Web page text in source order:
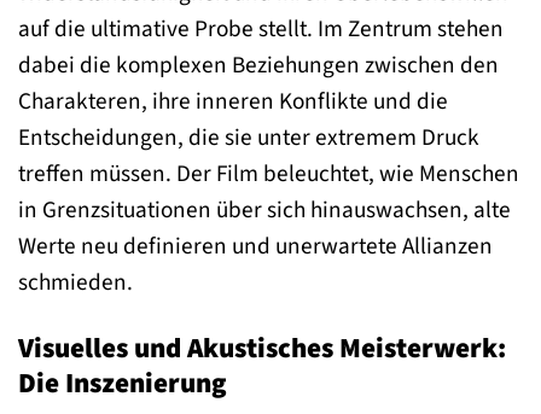
auf die ultimative Probe stellt. Im Zentrum stehen
dabei die komplexen Beziehungen zwischen den
Charakteren, ihre inneren Konflikte und die
Entscheidungen, die sie unter extremem Druck
treffen müssen. Der Film beleuchtet, wie Menschen
in Grenzsituationen über sich hinauswachsen, alte
Werte neu definieren und unerwartete Allianzen
schmieden.
Visuelles und Akustisches Meisterwerk:
Die Inszenierung